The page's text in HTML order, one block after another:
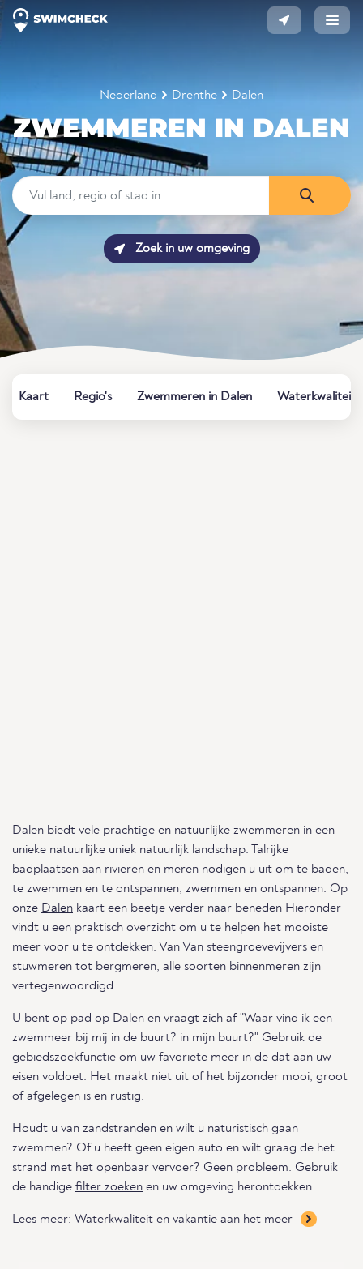
Nederland Drenthe Dalen
ZWEMMEREN IN DALEN
Zoek in uw omgeving
Kaart Regio's Zwemmeren in Dalen Waterkwaliteit
Dalen biedt vele prachtige en natuurlijke zwemmeren in een
unieke natuurlijke uniek natuurlijk landschap. Talrijke
badplaatsen aan rivieren en meren nodigen u uit om te baden,
te zwemmen en te ontspannen, zwemmen en ontspannen. Op
onze Dalen kaart een beetje verder naar beneden Hieronder
vindt u een praktisch overzicht om u te helpen het mooiste
meer voor u te ontdekken. Van Van steengroevevijvers en
stuwmeren tot bergmeren, alle soorten binnenmeren zijn
vertegenwoordigd.
U bent op pad op Dalen en vraagt zich af "Waar vind ik een
zwemmeer bij mij in de buurt? in mijn buurt?" Gebruik de
gebiedszoekfunctie om uw favoriete meer in de dat aan uw
eisen voldoet. Het maakt niet uit of het bijzonder mooi, groot
of afgelegen is en rustig.
Houdt u van zandstranden en wilt u naturistisch gaan
zwemmen? Of u heeft geen eigen auto en wilt graag de het
strand met het openbaar vervoer? Geen probleem. Gebruik
de handige filter zoeken en uw omgeving herontdekken.
Lees meer: Waterkwaliteit en vakantie aan het meer